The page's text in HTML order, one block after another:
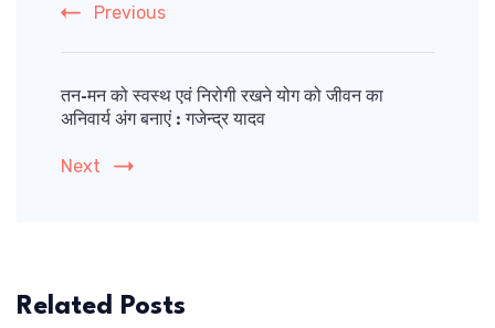
Previous
तन-मन को स्वस्थ एवं निरोगी रखने योग को जीवन का
अनिवार्य अंग बनाएं : गजेन्द्र यादव
Next
Related Posts